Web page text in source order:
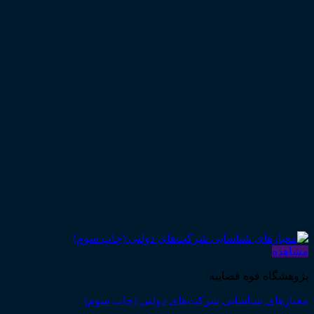
قوه قضاییه
شناسایی شرکت‌های دولتی (چاپ سوم)